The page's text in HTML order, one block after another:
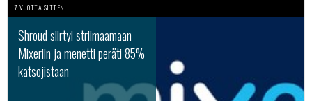
7 VUOTTA SITTEN
Shroud siirtyi striimaamaan
Mixeriin ja menetti peräti 85%
katsojistaan